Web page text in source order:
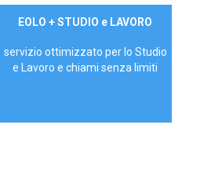
29,90€/mese
EOLO + STUDIO e LAVORO
servizio ottimizzato per lo Studio
e Lavoro e chiami senza limiti